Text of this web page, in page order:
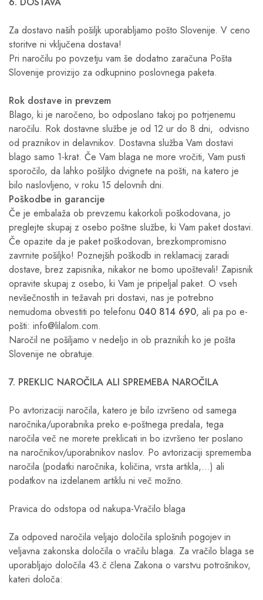
Za dostavo naših pošiljk uporabljamo pošto Slovenije. V ceno
storitve ni vključena dostava!
Pri naročilu po povzetju vam še dodatno zaračuna Pošta
Slovenije provizijo za odkupnino poslovnega paketa.
Rok dostave in prevzem
Blago, ki je naročeno, bo odposlano takoj po potrjenemu
naročilu. Rok dostavne službe je od 12 ur do 8 dni, odvisno
od praznikov in delavnikov. Dostavna služba Vam dostavi
blago samo 1-krat. Če Vam blaga ne more vročiti, Vam pusti
sporočilo, da lahko pošiljko dvignete na pošti, na katero je
bilo naslovljeno, v roku 15 delovnih dni.
Poškodbe in garancije
Če je embalaža ob prevzemu kakorkoli poškodovana, jo
preglejte skupaj z osebo poštne službe, ki Vam paket dostavi.
Če opazite da je paket poškodovan, brezkompromisno
zavrnite pošiljko! Poznejših poškodb in reklamacij zaradi
dostave, brez zapisnika, nikakor ne bomo upoštevali! Zapisnik
opravite skupaj z osebo, ki Vam je pripeljal paket. O vseh
nevšečnostih in težavah pri dostavi, nas je potrebno
nemudoma obvestiti po telefonu 040 814 690, ali pa po e-
pošti: info@lilalom.com.
Naročil ne pošiljamo v nedeljo in ob praznikih ko je pošta
Slovenije ne obratuje.
7. PREKLIC NAROČILA ALI SPREMEBA NAROČILA
Po avtorizaciji naročila, katero je bilo izvršeno od samega
naročnika/uporabnika preko e-poštnega predala, tega
naročila več ne morete preklicati in bo izvršeno ter poslano
na naročnikov/uporabnikov naslov. Po avtorizaciji sprememba
naročila (podatki naročnika, količina, vrsta artikla,…) ali
podatkov na izdelanem artiklu ni več možno.
Pravica do odstopa od nakupa-Vračilo blaga
Za odpoved naročila veljajo določila splošnih pogojev in
veljavna zakonska določila o vračilu blaga. Za vračilo blaga se
uporabljajo določila 43.č člena Zakona o varstvu potrošnikov,
kateri določa: